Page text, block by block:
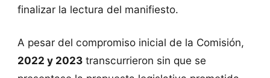
finalizar la lectura del manifiesto.
A pesar del compromiso inicial de la Comisión,
2022 y 2023transcurrieron sin que se